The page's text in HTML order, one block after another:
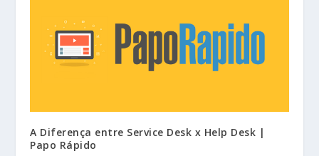
A Diferença entre Service Desk x Help Desk |
Papo Rápido